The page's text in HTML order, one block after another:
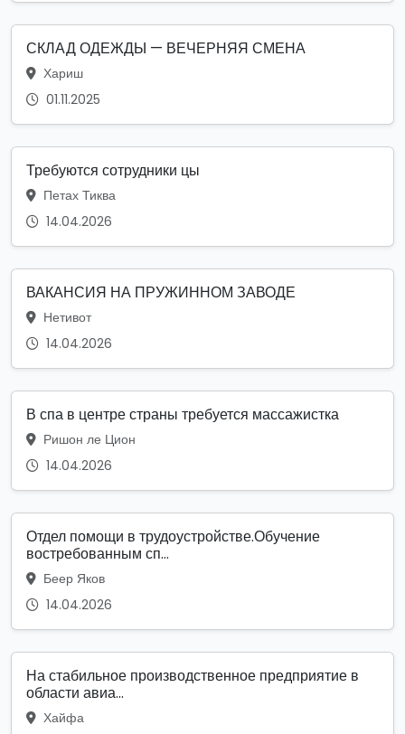
СКЛАД ОДЕЖДЫ — ВЕЧЕРНЯЯ СМЕНА
Хариш
01.11.2025
Требуются сотрудники цы
Петах Тиква
14.04.2026
ВАКАНСИЯ НА ПРУЖИННОМ ЗАВОДЕ
Нетивот
14.04.2026
В спа в центре страны требуется массажистка
Ришон ле Цион
14.04.2026
Отдел помощи в трудоустройстве.Обучение
востребованным сп...
Беер Яков
14.04.2026
На стабильное производственное предприятие в
области авиа...
Хайфа